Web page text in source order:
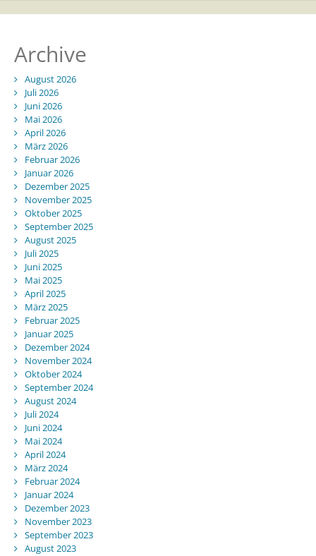
Archive
August 2026
Juli 2026
Juni 2026
Mai 2026
April 2026
März 2026
Februar 2026
Januar 2026
Dezember 2025
November 2025
Oktober 2025
September 2025
August 2025
Juli 2025
Juni 2025
Mai 2025
April 2025
März 2025
Februar 2025
Januar 2025
Dezember 2024
November 2024
Oktober 2024
September 2024
August 2024
Juli 2024
Juni 2024
Mai 2024
April 2024
März 2024
Februar 2024
Januar 2024
Dezember 2023
November 2023
September 2023
August 2023